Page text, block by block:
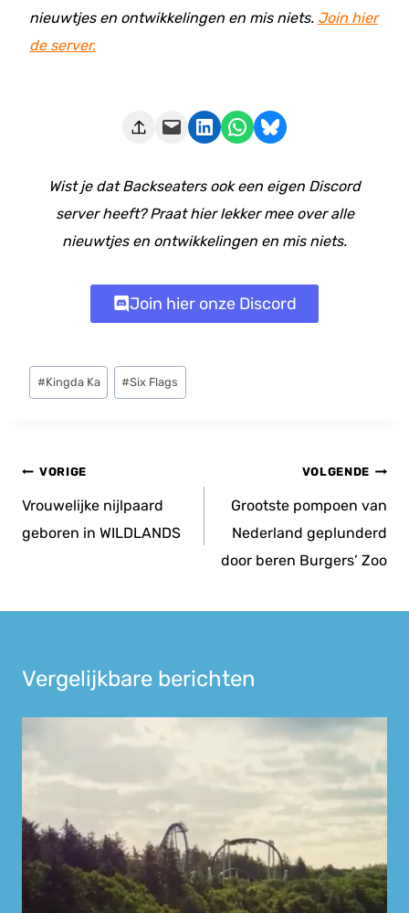
nieuwtjes en ontwikkelingen en mis niets. Join hier
de server.
Deze pagina e-mailen Delen op LinkedIn Delen via WhatsApp Share on Bluesky
Wist je dat Backseaters ook een eigen Discord
server heeft? Praat hier lekker mee over alle
nieuwtjes en ontwikkelingen en mis niets.
Join hier onze Discord
Bericht
tags:
#Kingda Ka #Six Flags
Bericht
navigatie
VORIGE
Vrouwelijke nijlpaard
geboren in WILDLANDS
VOLGENDE
Grootste pompoen van
Nederland geplunderd
door beren Burgers’ Zoo
Vergelijkbare berichten